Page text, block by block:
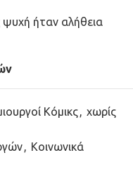
ήταν αλήθεια
Κόμικς, χωρίς
, Κοινωνικά